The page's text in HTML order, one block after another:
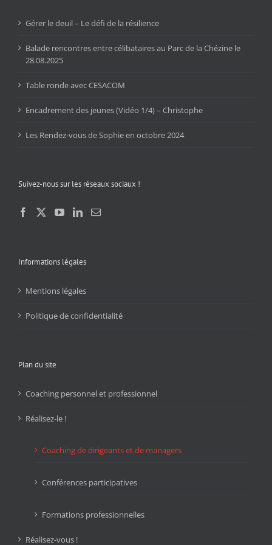
Gérer le deuil – Le défi de la résilience
Balade rencontres entre célibataires au Parc de la Chézine le
28.08.2025
Table ronde avec CESACOM
Encadrement des jeunes (Vidéo 1/4) – Christophe
Les Rendez-vous de Sophie en octobre 2024
Suivez-nous sur les réseaux sociaux !
Informations légales
Mentions légales
Politique de confidentialité
Plan du site
Coaching personnel et professionnel
Réalisez-le !
Coaching de dirigeants et de managers
Conférences participatives
Formations professionnelles
Réalisez-vous !